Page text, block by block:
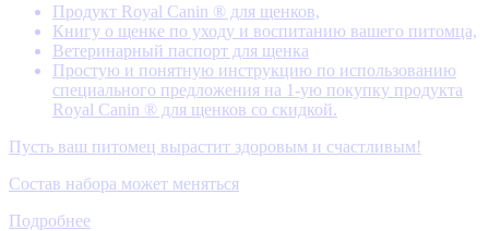
Продукт Royal Canin ® для щенков,
Книгу о щенке по уходу и воспитанию вашего питомца,
Ветеринарный паспорт для щенка
Простую и понятную инструкцию по использованию
специального предложения на 1-ую покупку продукта
Royal Canin ® для щенков со скидкой.
Пусть ваш питомец вырастит здоровым и счастливым!
Состав набора может меняться
Подробнее